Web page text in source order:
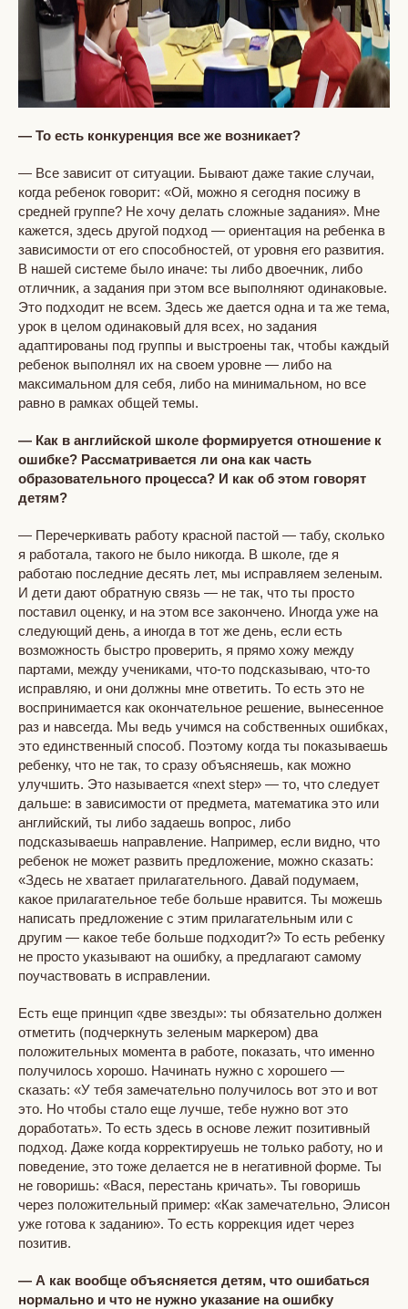
— То есть конкуренция все же возникает?
— Все зависит от ситуации. Бывают даже такие случаи,
когда ребенок говорит: «Ой, можно я сегодня посижу в
средней группе? Не хочу делать сложные задания». Мне
кажется, здесь другой подход — ориентация на ребенка в
зависимости от его способностей, от уровня его развития.
В нашей системе было иначе: ты либо двоечник, либо
отличник, а задания при этом все выполняют одинаковые.
Это подходит не всем. Здесь же дается одна и та же тема,
урок в целом одинаковый для всех, но задания
адаптированы под группы и выстроены так, чтобы каждый
ребенок выполнял их на своем уровне — либо на
максимальном для себя, либо на минимальном, но все
равно в рамках общей темы.
— Как в английской школе формируется отношение к
ошибке? Рассматривается ли она как часть
образовательного процесса? И как об этом говорят
детям?
— Перечеркивать работу красной пастой — табу, сколько
я работала, такого не было никогда. В школе, где я
работаю последние десять лет, мы исправляем зеленым.
И дети дают обратную связь — не так, что ты просто
поставил оценку, и на этом все закончено. Иногда уже на
следующий день, а иногда в тот же день, если есть
возможность быстро проверить, я прямо хожу между
партами, между учениками, что-то подсказываю, что-то
исправляю, и они должны мне ответить. То есть это не
воспринимается как окончательное решение, вынесенное
раз и навсегда. Мы ведь учимся на собственных ошибках,
это единственный способ. Поэтому когда ты показываешь
ребенку, что не так, то сразу объясняешь, как можно
улучшить. Это называется «next step» — то, что следует
дальше: в зависимости от предмета, математика это или
английский, ты либо задаешь вопрос, либо
подсказываешь направление. Например, если видно, что
ребенок не может развить предложение, можно сказать:
«Здесь не хватает прилагательного. Давай подумаем,
какое прилагательное тебе больше нравится. Ты можешь
написать предложение с этим прилагательным или с
другим — какое тебе больше подходит?» То есть ребенку
не просто указывают на ошибку, а предлагают самому
поучаствовать в исправлении.
Есть еще принцип «две звезды»: ты обязательно должен
отметить (подчеркнуть зеленым маркером) два
положительных момента в работе, показать, что именно
получилось хорошо. Начинать нужно с хорошего —
сказать: «У тебя замечательно получилось вот это и вот
это. Но чтобы стало еще лучше, тебе нужно вот это
доработать». То есть здесь в основе лежит позитивный
подход. Даже когда корректируешь не только работу, но и
поведение, это тоже делается не в негативной форме. Ты
не говоришь: «Вася, перестань кричать». Ты говоришь
через положительный пример: «Как замечательно, Элисон
уже готова к заданию». То есть коррекция идет через
позитив.
— А как вообще объясняется детям, что ошибаться
нормально и что не нужно указание на ошибку